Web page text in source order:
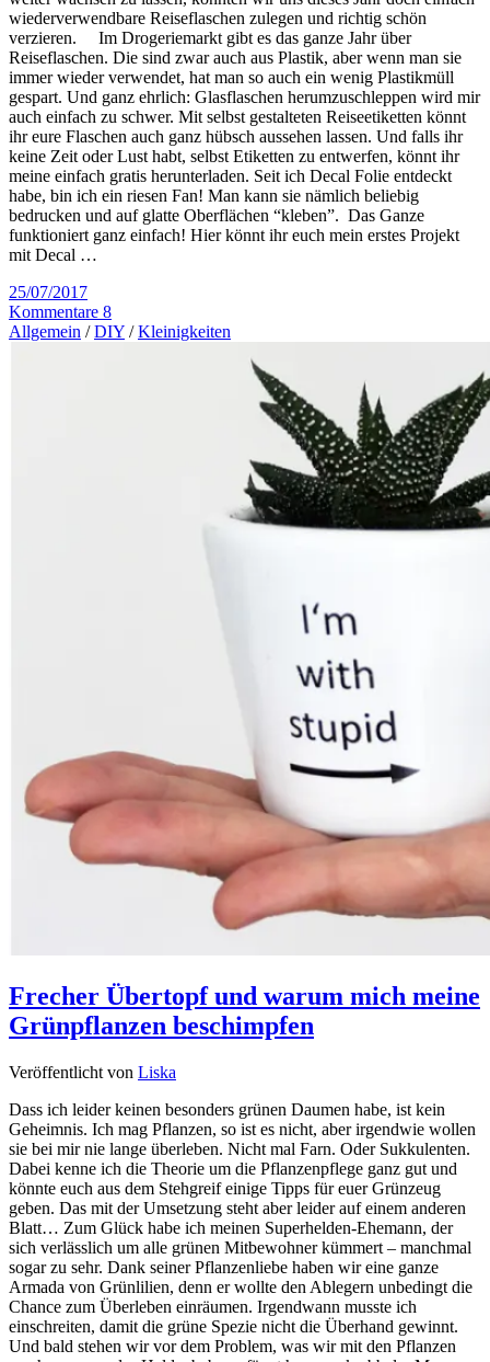
wiederverwendbare Reiseflaschen zulegen und richtig schön
verzieren. Im Drogeriemarkt gibt es das ganze Jahr über
Reiseflaschen. Die sind zwar auch aus Plastik, aber wenn man sie
immer wieder verwendet, hat man so auch ein wenig Plastikmüll
gespart. Und ganz ehrlich: Glasflaschen herumzuschleppen wird mir
auch einfach zu schwer. Mit selbst gestalteten Reiseetiketten könnt
ihr eure Flaschen auch ganz hübsch aussehen lassen. Und falls ihr
keine Zeit oder Lust habt, selbst Etiketten zu entwerfen, könnt ihr
meine einfach gratis herunterladen. Seit ich Decal Folie entdeckt
habe, bin ich ein riesen Fan! Man kann sie nämlich beliebig
bedrucken und auf glatte Oberflächen “kleben”. Das Ganze
funktioniert ganz einfach! Hier könnt ihr euch mein erstes Projekt
mit Decal …
25/07/2017
Kommentare 8
Allgemein /DIY /Kleinigkeiten
Frecher Übertopf und warum mich meine
Grünpflanzen beschimpfen
Veröffentlicht von Liska
Dass ich leider keinen besonders grünen Daumen habe, ist kein
Geheimnis. Ich mag Pflanzen, so ist es nicht, aber irgendwie wollen
sie bei mir nie lange überleben. Nicht mal Farn. Oder Sukkulenten.
Dabei kenne ich die Theorie um die Pflanzenpflege ganz gut und
könnte euch aus dem Stehgreif einige Tipps für euer Grünzeug
geben. Das mit der Umsetzung steht aber leider auf einem anderen
Blatt… Zum Glück habe ich meinen Superhelden-Ehemann, der
sich verlässlich um alle grünen Mitbewohner kümmert – manchmal
sogar zu sehr. Dank seiner Pflanzenliebe haben wir eine ganze
Armada von Grünlilien, denn er wollte den Ablegern unbedingt die
Chance zum Überleben einräumen. Irgendwann musste ich
einschreiten, damit die grüne Spezie nicht die Überhand gewinnt.
Und bald stehen wir vor dem Problem, was wir mit den Pflanzen